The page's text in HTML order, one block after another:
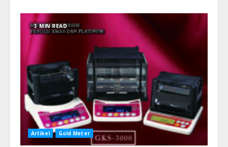
3 MIN READ
Artikel Gold Meter